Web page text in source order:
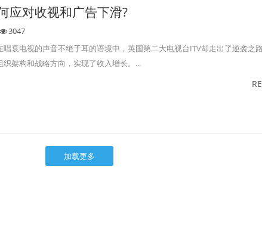
应对收视和广告下滑?
3047
唱衰电视的声音不绝于耳的语境中，英国第二大电视台ITV却走出了逆袭之
织架构和战略方向，实现了收入增长。...
加载更多